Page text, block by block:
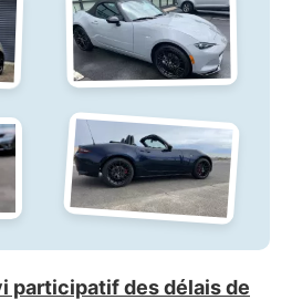
participatif des délais de